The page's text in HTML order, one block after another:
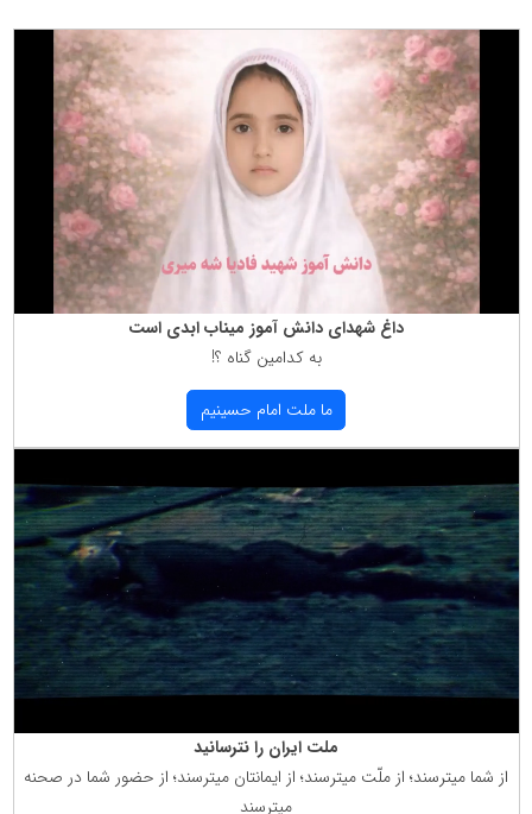
داغ شهدای دانش آموز میناب ابدی است
به كدامین گناه ؟!
ما ملت امام حسینیم
ملت ایران را نترسانید
از شما میترسند؛ از ملّت میترسند؛ از ایمانتان میترسند؛ از حضور شما در صحنه
میترسند